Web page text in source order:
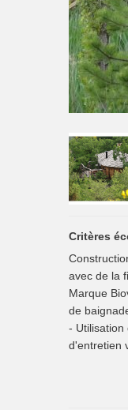
Critères
avec de la
Marque
de
- Utilisation
d'entretien